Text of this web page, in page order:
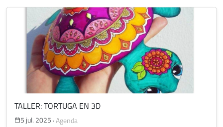
TALLER: TORTUGA EN 3D
5 jul. 2025 ·Agenda